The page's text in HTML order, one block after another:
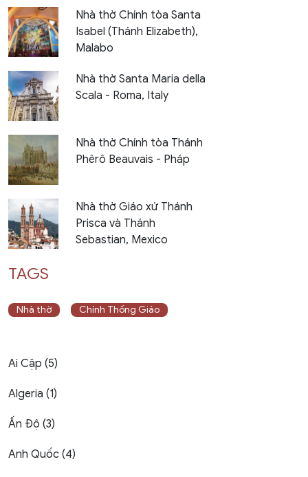
Nhà thờ Chính tòa Santa
Isabel (Thánh Elizabeth),
Malabo
Nhà thờ Santa Maria della
Scala - Roma, Italy
Nhà thờ Chính tòa Thánh
Phêrô Beauvais - Pháp
Nhà thờ Giáo xứ Thánh
Prisca và Thánh
Sebastian, Mexico
TAGS
Nhà thờ Chính Thống Giáo
Ai Cập (5)
Algeria (1)
Ấn Độ (3)
Anh Quốc (4)